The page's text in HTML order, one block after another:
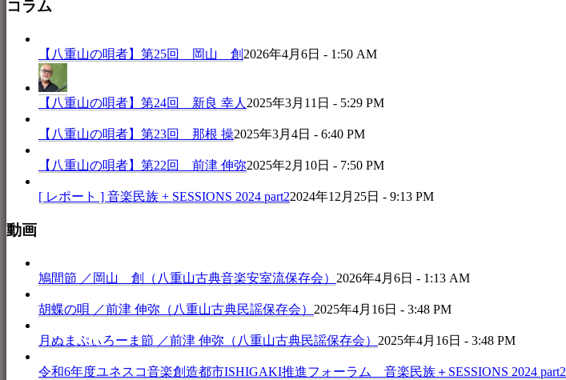
コラム
【八重山の唄者】第25回 岡山 創 2026年4月6日 - 1:50 AM
【八重山の唄者】第24回 新良 幸人 2025年3月11日 - 5:29 PM
【八重山の唄者】第23回 那根 操2025年3月4日 - 6:40 PM
【八重山の唄者】第22回 前津 伸弥2025年2月10日 - 7:50 PM
[ レポート ] 音楽民族 + SESSIONS 2024 part22024年12月25日 - 9:13 PM
動画
鳩間節 ／岡山 創（八重山古典音楽安室流保存会） 2026年4月6日 - 1:13 AM
胡蝶の唄 ／前津 伸弥（八重山古典民謡保存会） 2025年4月16日 - 3:48 PM
月ぬまぷぃろーま節 ／前津 伸弥（八重山古典民謡保存会） 2025年4月16日 - 3:48 PM
令和6年度ユネスコ音楽創造都市ISHIGAKI推進フォーラム 音楽民族＋SESSIONS 2024 part2